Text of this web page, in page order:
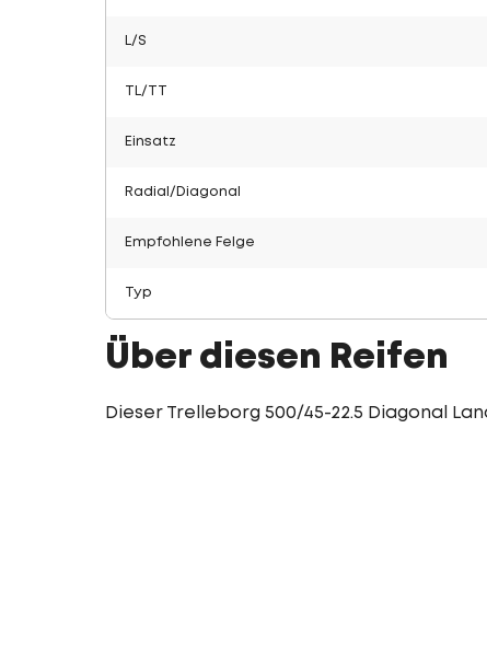
L/S
TL/TT
Einsatz
Radial/Diagonal
Empfohlene Felge
Typ
Über diesen Reifen
Dieser Trelleborg 500/45-22.5 Diagonal